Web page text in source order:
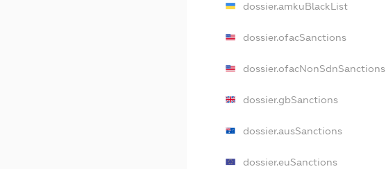
dossier.amkuBlackList
dossier.ofacSanctions
dossier.ofacNonSdnSanctions
dossier.gbSanctions
dossier.ausSanctions
dossier.euSanctions